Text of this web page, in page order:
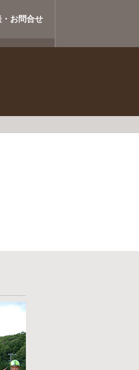
・お問合せ